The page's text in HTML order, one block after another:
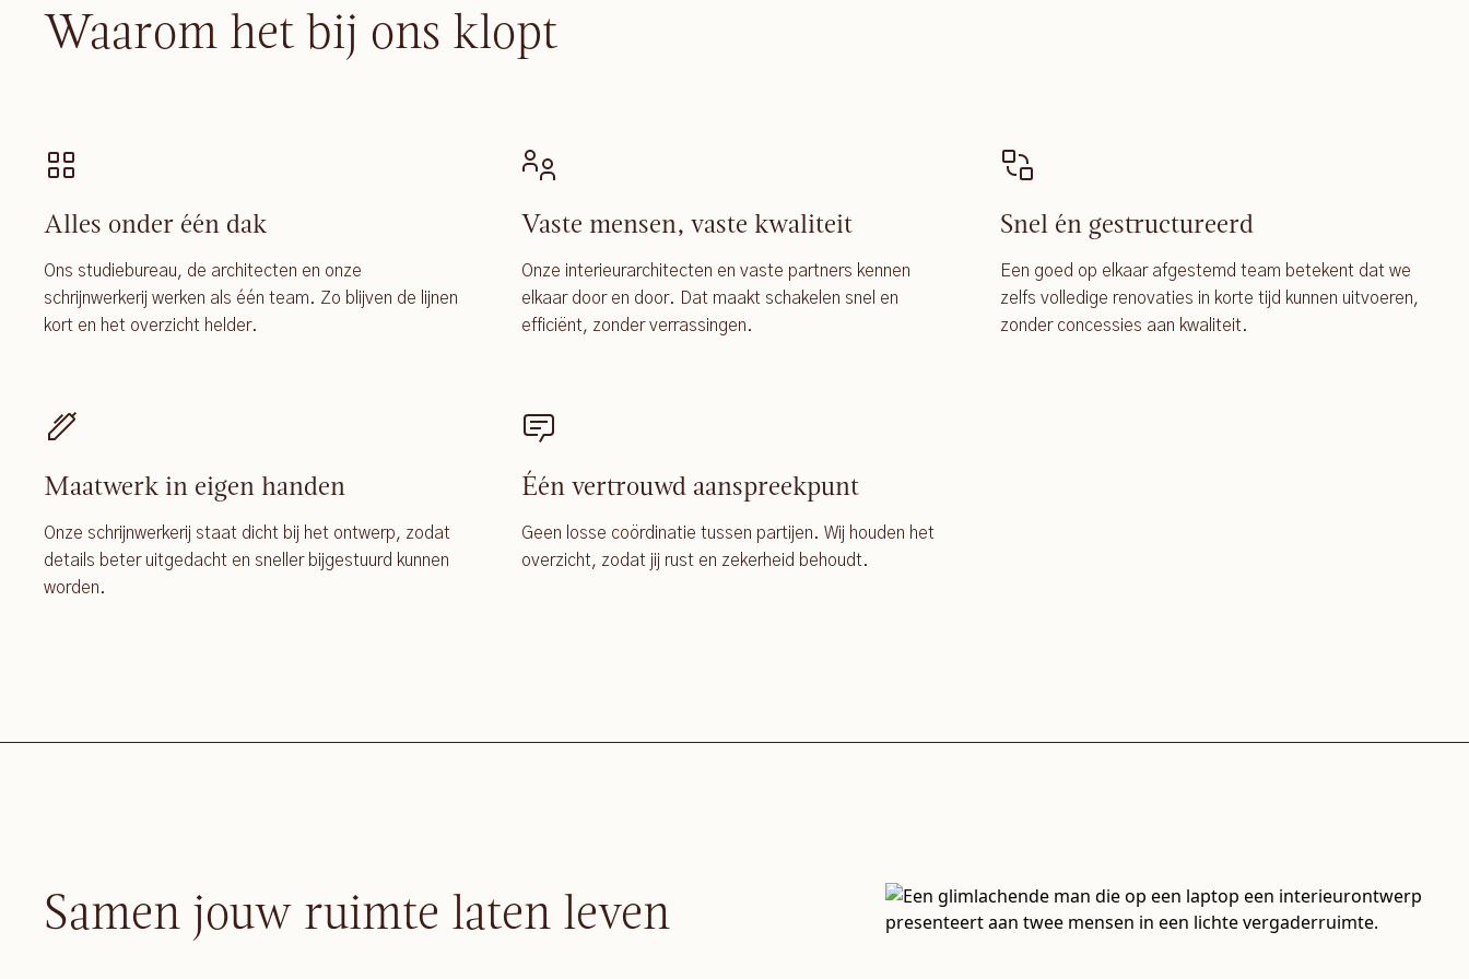
Waarom het bij ons klopt
Alles onder één dak
Ons studiebureau, de architecten en onze
schrijnwerkerij werken als één team. Zo blijven de lijnen
kort en het overzicht helder.
Vaste mensen, vaste kwaliteit
Onze interieurarchitecten en vaste partners kennen
elkaar door en door. Dat maakt schakelen snel en
efficiënt, zonder verrassingen.
Snel én gestructureerd
Een goed op elkaar afgestemd team betekent dat we
zelfs volledige renovaties in korte tijd kunnen uitvoeren,
zonder concessies aan kwaliteit.
Maatwerk in eigen handen
Onze schrijnwerkerij staat dicht bij het ontwerp, zodat
details beter uitgedacht en sneller bijgestuurd kunnen
worden.
Één vertrouwd aanspreekpunt
Geen losse coördinatie tussen partijen. Wij houden het
overzicht, zodat jij rust en zekerheid behoudt.
Samen jouw ruimte laten leven